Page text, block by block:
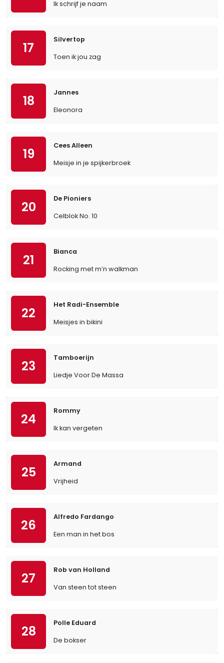
Ik schrijf je naam
17
Silvertop
Toen ik jou zag
18
Jannes
Eleonora
19
Cees Alleen
Meisje in je spijkerbroek
20
De Pioniers
Celblok No. 10
21
Bianca
Rocking met m’n walkman
22
Het Radi-Ensemble
Meisjes in bikini
23
Tamboerijn
Liedje Voor De Massa
24
Rommy
Ik kan vergeten
25
Armand
Vrijheid
26
Alfredo Fardango
Een man in het bos
27
Rob van Holland
Van steen tot steen
28
Polle Eduard
De bokser